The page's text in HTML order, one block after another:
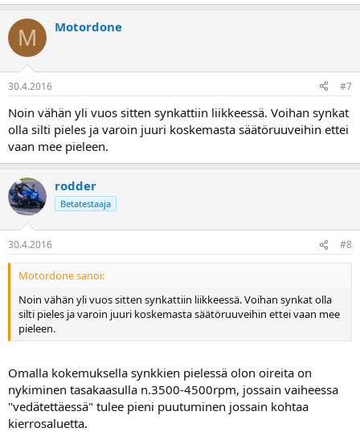
M Motordone
30.4.2016 #7
Noin vähän yli vuos sitten synkattiin liikkeessä. Voihan synkat
olla silti pieles ja varoin juuri koskemasta säätöruuveihin ettei
vaan mee pieleen.
rodder
Betatestaaja
30.4.2016 #8
Motordone sanoi:
Noin vähän yli vuos sitten synkattiin liikkeessä. Voihan synkat olla
silti pieles ja varoin juuri koskemasta säätöruuveihin ettei vaan mee
pieleen.
Omalla kokemuksella synkkien pielessä olon oireita on
nykiminen tasakaasulla n.3500-4500rpm, jossain vaiheessa
"vedätettäessä" tulee pieni puutuminen jossain kohtaa
kierrosaluetta.